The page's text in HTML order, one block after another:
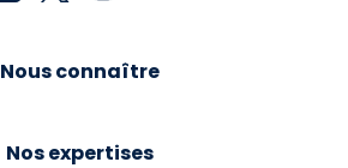
Nous connaître
Nos expertises